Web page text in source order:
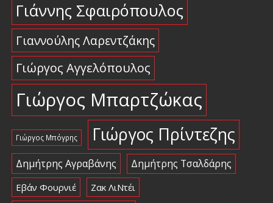
Γιάννης Σφαιρόπουλος
Γιαννούλης Λαρεντζάκης
Γιώργος Αγγελόπουλος
Γιώργος Μπαρτζώκας
Γιώργος Μπόγρης Γιώργος Πρίντεζης
Δημήτρης Αγραβάνης Δημήτρης Τσαλδάρης
Εβάν Φουρνιέ Ζακ ΛιΝτέι